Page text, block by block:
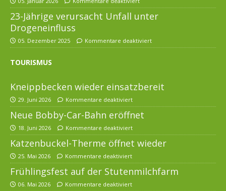
23-Jährige verursacht Unfall unter
Drogeneinfluss
05. Dezember 2025 Kommentare deaktiviert
TOURISMUS
Kneippbecken wieder einsatzbereit
29. Juni 2026 Kommentare deaktiviert
Neue Bobby-Car-Bahn eröffnet
18. Juni 2026 Kommentare deaktiviert
Katzenbuckel-Therme öffnet wieder
25. Mai 2026 Kommentare deaktiviert
Frühlingsfest auf der Stutenmilchfarm
06. Mai 2026 Kommentare deaktiviert